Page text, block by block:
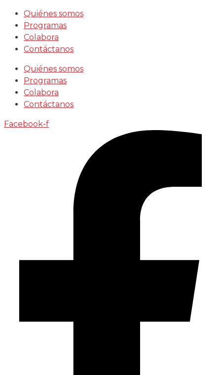
Saltar
contenido
Quiénes somos
Programas
Colabora
Contáctanos
Quiénes somos
Programas
Colabora
Contáctanos
Facebook-f